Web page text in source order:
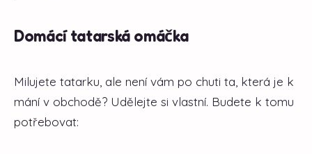
Domácí tatarská omáčka
Milujete tatarku, ale není vám po chuti ta, která je k
mání v obchodě? Udělejte si vlastní. Budete k tomu
potřebovat: